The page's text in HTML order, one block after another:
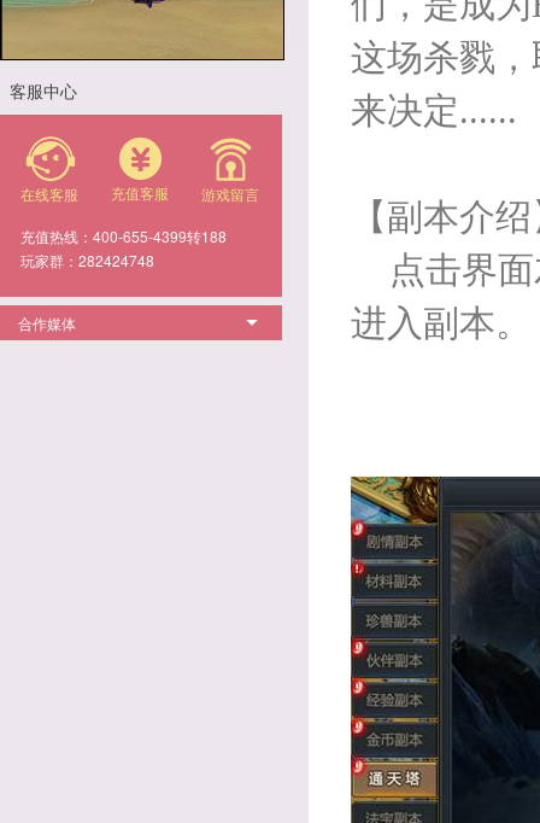
客服中心
在线客服 充值客服 游戏留言
充值热线：400-655-4399转188
玩家群：282424748
合作媒体
这场杀戮
来决定......
【副本介
点击界
进入副本。